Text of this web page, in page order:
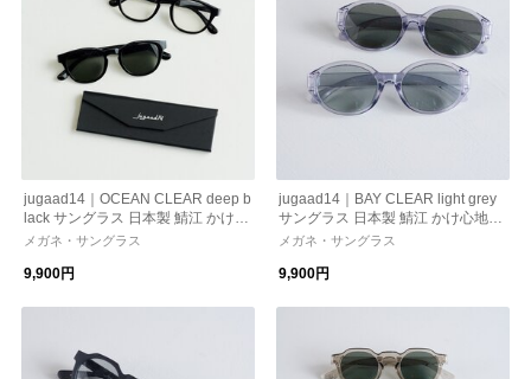
jugaad14｜OCEAN CLEAR deep b
lack サングラス 日本製 鯖江 かけ心
地 ストレスフリー 機能性レンズ
メガネ・サングラス
9,900円
jugaad14｜BAY CLEAR light grey
サングラス 日本製 鯖江 かけ心地
ストレスフリー 機能性レンズ 紫外
メガネ・サングラス
9,900円